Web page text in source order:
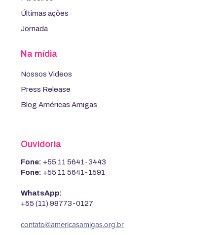
Últimas ações
Jornada
Na mídia
Nossos Videos
Press Release
Blog Américas Amigas
Ouvidoria
Fone: +55 11 5641-3443
Fone: +55 11 5641-1591
WhatsApp:
+55 (11) 98773-0127
contato@americasamigas.org.br